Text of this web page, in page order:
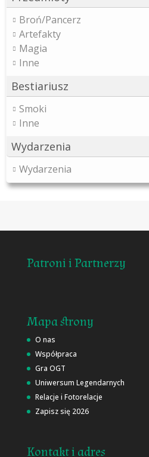
Broń/Pancerz
Artefakty
Magia
Inne
Bestiariusz
Smoki
Inne
Wydarzenia
Wydarzenia
Patroni i Partnerzy
Mapa strony
O nas
Współpraca
Gra OGT
Uniwersum Legendarnych
Relacje i Fotorelacje
Zapisz się 2026
Kontakt i adres